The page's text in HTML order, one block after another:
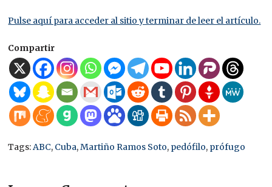
Pulse aquí para acceder al sitio y terminar de leer el artículo.
Compartir
Tags:ABC, Cuba,Martiño Ramos Soto, pedófilo, prófugo